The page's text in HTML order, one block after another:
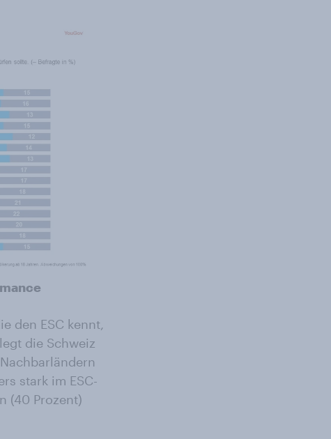
den ESC kennt,
die Schweiz
stark im ESC-
(40 Prozent)